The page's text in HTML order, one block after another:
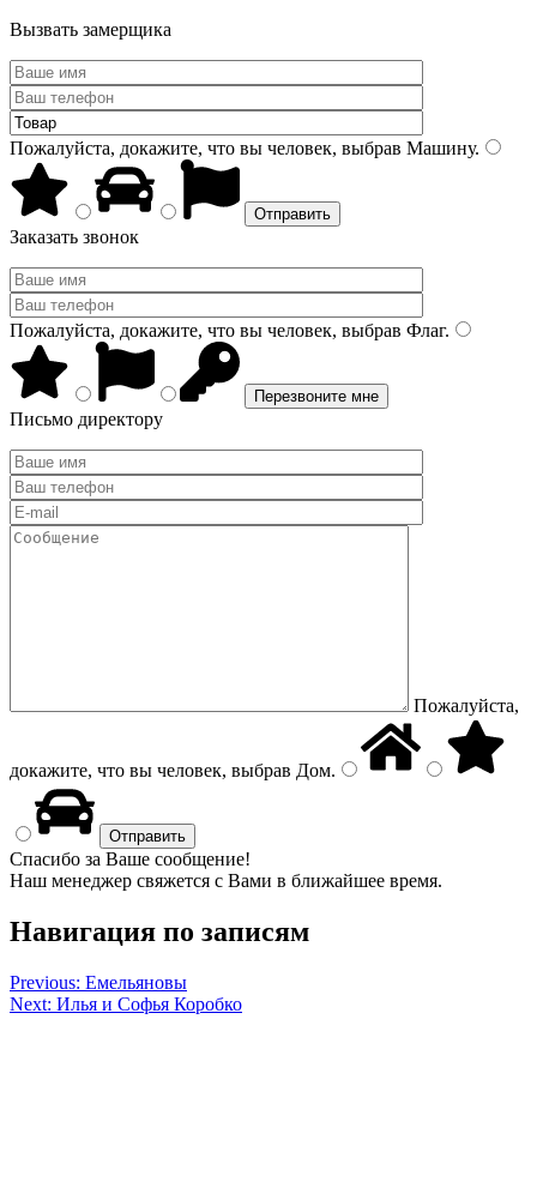
Вызвать замерщика
Пожалуйста, докажите, что вы человек, выбрав Машину.
Заказать звонок
Пожалуйста, докажите, что вы человек, выбрав Флаг.
Письмо директору
Пожалуйста,
докажите, что вы человек, выбрав Дом.
Спасибо за Ваше сообщение!
Наш менеджер свяжется с Вами в ближайшее время.
Навигация по записям
Previous: Емельяновы
Next: Илья и Софья Коробко